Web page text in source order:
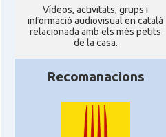
Ví­deos, activitats, grups i
informació audiovisual en català
relacionada amb els més petits
de la casa.
Recomanacions